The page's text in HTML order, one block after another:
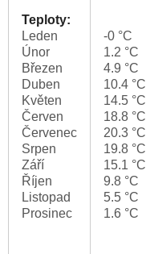
Teploty:
Leden
Únor
Březen
Duben
Květen
Červen
Červenec
Srpen
Září
Říjen
Listopad
Prosinec
-0 °C
1.2 °C
4.9 °C
10.4 °C
14.5 °C
18.8 °C
20.3 °C
19.8 °C
15.1 °C
9.8 °C
5.5 °C
1.6 °C